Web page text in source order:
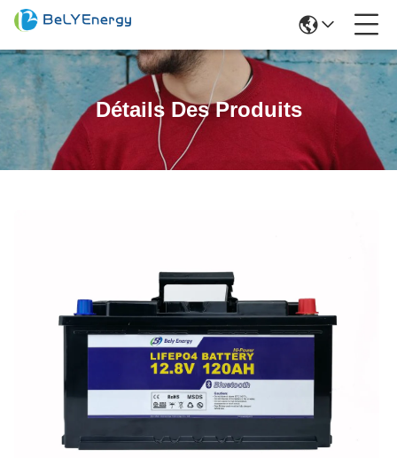
Détails Des Produits